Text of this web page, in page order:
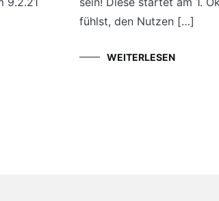
fühlst, den Nutzen […]
WEITERLESEN